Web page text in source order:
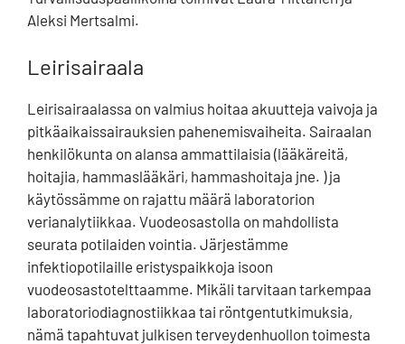
Aleksi Mertsalmi.
Leirisairaala
Leirisairaalassa on valmius hoitaa akuutteja vaivoja ja
pitkäaikaissairauksien pahenemisvaiheita. Sairaalan
henkilökunta on alansa ammattilaisia (lääkäreitä,
hoitajia, hammaslääkäri, hammashoitaja jne. ) ja
käytössämme on rajattu määrä laboratorion
verianalytiikkaa. Vuodeosastolla on mahdollista
seurata potilaiden vointia. Järjestämme
infektiopotilaille eristyspaikkoja isoon
vuodeosastotelttaamme. Mikäli tarvitaan tarkempaa
laboratoriodiagnostiikkaa tai röntgentutkimuksia,
nämä tapahtuvat julkisen terveydenhuollon toimesta